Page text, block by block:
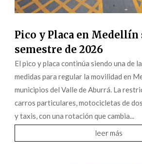
Pico y Placa en Medellín
semestre de 2026
El pico y placa continúa siendo una de
medidas para regular la movilidad en
municipios del Valle de Aburrá. La
carros particulares, motocicletas de
y taxis, con una rotación que cambia...
leer más